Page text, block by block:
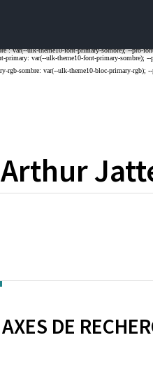
Arthur
AXES DE